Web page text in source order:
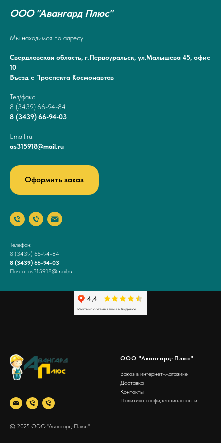
ООО "Авангард Плюс"
Мы находимся по адресу:
Свердловская область, г.Первоуральск, ул.Малышева 45, офис
10
Въезд с Проспекта Космонавтов
Тел/факс
8 (3439) 66-94-84
8 (3439) 66-94-03
Email.ru:
as315918@mail.ru
Оформить заказ
Телефон:
8 (3439) 66-94-84
8 (3439) 66-94-03
Почта: as315918@mail.ru
© 2025 ООО "Авангард-Плюс"
ООО "Авангард-Плюс"
Заказ в интернет-магазине
Доставка
Контакты
Политика конфиденциальности